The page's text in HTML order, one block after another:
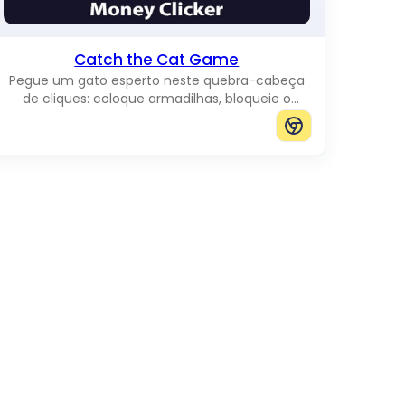
Catch the Cat Game
Pegue um gato esperto neste quebra-cabeça
de cliques: coloque armadilhas, bloqueie o
caminho e impeça-o de chegar à borda do